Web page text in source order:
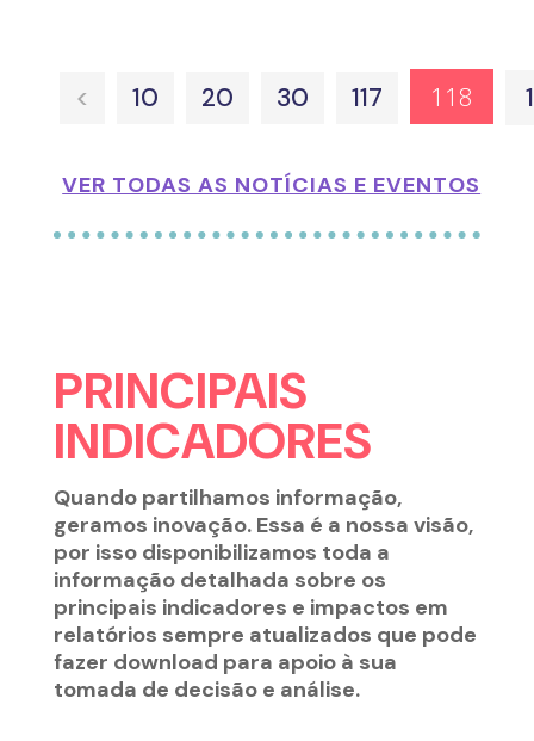
< 10 20 30 117 118
VER TODAS AS NOTÍCIAS E EVENTOS
PRINCIPAIS
INDICADORES
Quando partilhamos informação,
geramos inovação. Essa é a nossa visão,
por isso disponibilizamos toda a
informação detalhada sobre os
principais indicadores e impactos em
relatórios sempre atualizados que pode
fazer download para apoio à sua
tomada de decisão e análise.